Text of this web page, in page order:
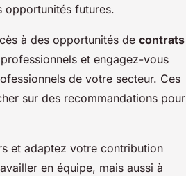
opportunités futures.
à des opportunités de contrats
et engagez-vous
de votre secteur. Ces
sur des recommandations pour
et adaptez votre contribution
en équipe, mais aussi à